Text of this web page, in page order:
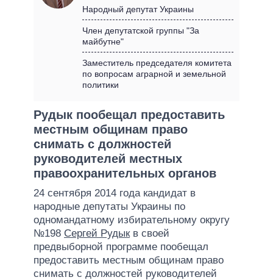
ОБЗОРЫ
ДАЙДЖЕСТЫ
ПРЕЗИДЕНТ И ОФИС
КАБИНЕТ МИНИСТРОВ
ГЛАВЫ ОБЛАДМИНИСТРАЦИЙ
ВИДЕО
ПОДДЕРЖАТЬ
СРАВНЕНИЕ ПОЛИТИКОВ
Народный депутат Украины
Член депутатской группы "За
майбутне"
Заместитель председателя комитета
по вопросам аграрной и земельной
политики
Рудык пообещал предоставить
местным общинам право
снимать с должностей
руководителей местных
правоохранительных органов
24 сентября 2014 года кандидат в
народные депутаты Украины по
одномандатному избирательному округу
№198 Сергей Рудыкв своей
предвыборной программе пообещал
предоставить местным общинам право
снимать с должностей руководителей